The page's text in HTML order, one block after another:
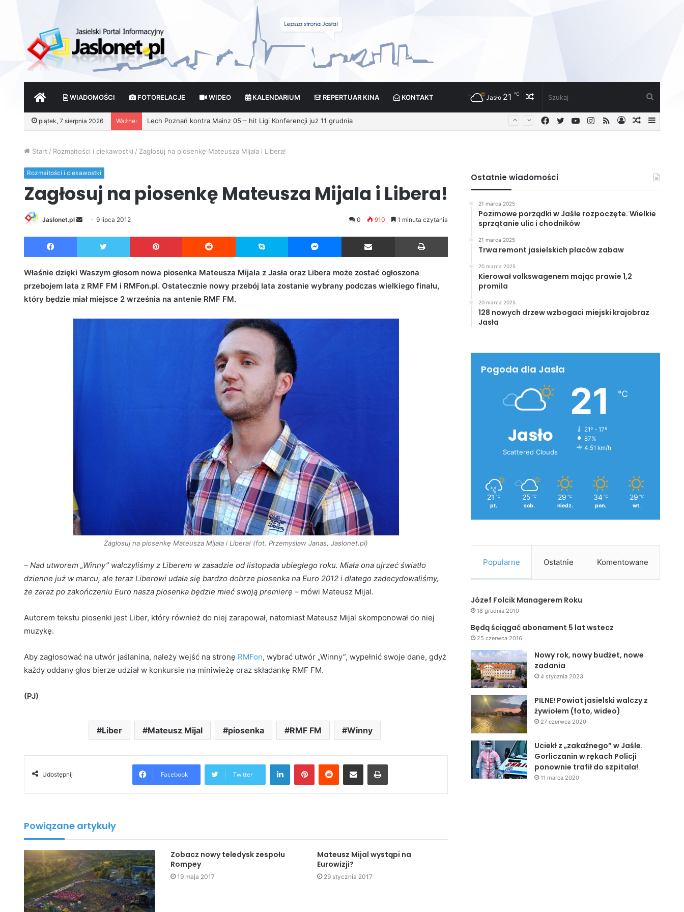
START WIADOMOŚCI FOTORELACJE WIDEO KALENDARIUM REPERTUAR KINA KONTAKT Losowy
artykuł
Jasło 21 ℃
piątek, 7 sierpnia 2026 Ważne: Lech Poznań kontra Mainz 05 – hit Ligi Konferencji już 11 grudnia
Losowy
Zaloguj
RSS
Instagram
YouTube
Twitter
Facebook
Start / Rozmaitości i ciekawostki / Zagłosuj na piosenkę Mateusza Mijala i Libera!
Rozmaitości i ciekawostki
Zagłosuj na piosenkę Mateusza Mijala i Libera!
Jaslonet.pl
d
a
a
9 lipca 2012 0 910 1 minuta czytania
Facebook Twitter Pinterest Reddit Skype Messenger Udostępnij przez Email
Właśnie dzięki Waszym głosom nowa piosenka Mateusza Mijala z Jasła oraz Libera może zostać ogłoszona
przebojem lata z RMF FM i RMFon.pl. Ostatecznie nowy przebój lata zostanie wybrany podczas wielkiego finału,
który będzie miał miejsce 2 września na antenie RMF FM.
Zagłosuj na piosenkę Mateusza Mijala i Libera! (fot. Przemysław Janas, Jaslonet.pl)
– Nad utworem „Winny” walczyliśmy z Liberem w zasadzie od listopada ubiegłego roku. Miała ona ujrzeć światło
dzienne już w marcu, ale teraz Liberowi udała się bardzo dobrze piosenka na Euro 2012 i dlatego zadecydowaliśmy,
że zaraz po zakończeniu Euro nasza piosenka będzie mieć swoją premierę – mówi Mateusz Mijal.
Autorem tekstu piosenki jest Liber, który również do niej zarapował, natomiast Mateusz Mijal skomponował do niej
muzykę.
Aby zagłosować na utwór jaślanina, należy wejść na stronę RMFon, wybrać utwór „Winny”, wypełnić swoje dane, gdyż
każdy oddany głos bierze udział w konkursie na miniwieżę oraz składankę RMF FM.
(PJ)
Liber Mateusz Mijal piosenka RMF FM Winny
Udostępnij Facebook Twitter
LinkedIn
Powiązane artykuły
Zobacz nowy teledysk zespołu
Rompey
19 maja 2017
Mateusz Mijal wystąpi na
Eurowizji?
29 stycznia 2017
Ostatnie wiadomości
21 marca 2025
Pozimowe porządki w Jaśle rozpoczęte. Wielkie
sprzątanie ulic i chodników
21 marca 2025
Trwa remont jasielskich placów zabaw
20 marca 2025
Kierował volkswagenem mając prawie 1,2
promila
20 marca 2025
128 nowych drzew wzbogaci miejski krajobraz
Jasła
Pogoda dla Jasła
Jasło
Scattered Clouds
21 ℃
21º - 17º
87%
4.51 km/h
21 ℃
pt.
25 ℃
sob.
29 ℃
niedz.
34 ℃
pon.
29 ℃
wt.
Popularne Ostatnie Komentowane
Józef Folcik Managerem Roku
18 grudnia 2010
Będą ściągać abonament 5 lat wstecz
25 czerwca 2016
Nowy rok, nowy budżet, nowe
zadania
4 stycznia 2023
PILNE! Powiat jasielski walczy z
żywiołem (foto, wideo)
27 czerwca 2020
Uciekł z „zakaźnego” w Jaśle.
Gorliczanin w rękach Policji
ponownie trafił do szpitala!
11 marca 2020